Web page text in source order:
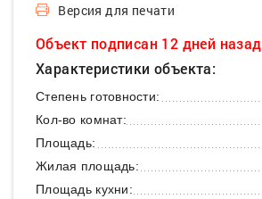
Версия для печати
Объект подписан 12 дней назад
Характеристики объекта:
Степень готовности:
Кол-во комнат:
Площадь:
Жилая площадь:
Площадь кухни: